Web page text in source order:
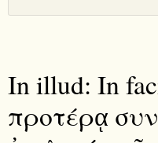
In illud: In
προτέρᾳ